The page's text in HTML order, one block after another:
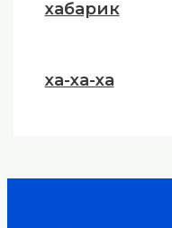
хабарик
ха-ха-ха